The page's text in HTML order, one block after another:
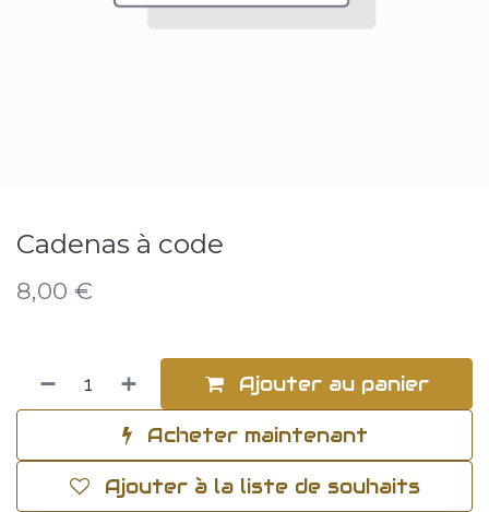
Cadenas à code
8,00 €
Ajouter au panier
Acheter maintenant
Ajouter à la liste de souhaits